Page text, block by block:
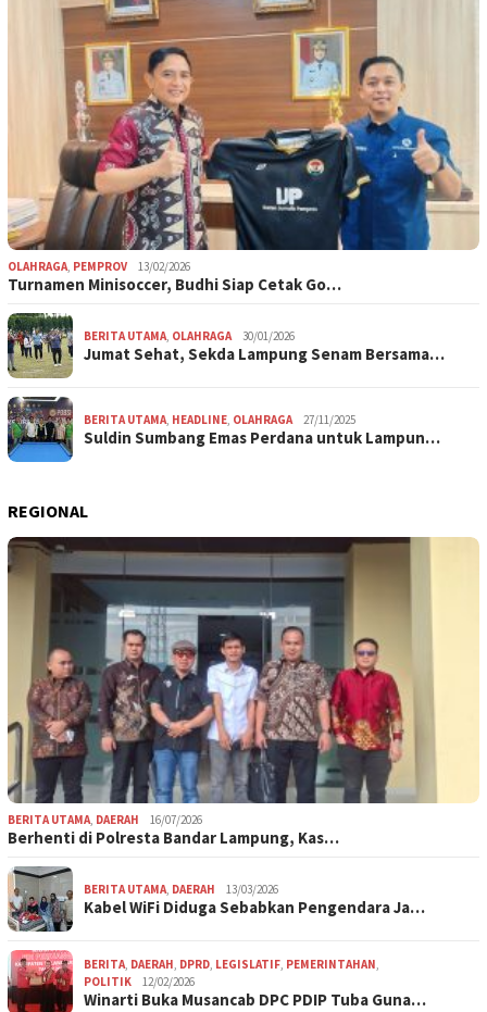
OLAHRAGA PEMPROV 13/02/2026
Turnamen Minisoccer, Budhi Siap Cetak Go…
BERITA UTAMA OLAHRAGA 30/01/2026
Jumat Sehat, Sekda Lampung Senam Bersama…
BERITA UTAMA HEADLINE OLAHRAGA 27/11/2025
Suldin Sumbang Emas Perdana untuk Lampun…
REGIONAL
BERITA UTAMA, DAERAH 16/07/2026
Berhenti di Polresta Bandar Lampung, Kas…
BERITA UTAMA, DAERAH 13/03/2026
Kabel WiFi Diduga Sebabkan Pengendara Ja…
BERITA, DAERAH, DPRD, LEGISLATIF, PEMERINTAHAN,
POLITIK
12/02/2026
Winarti Buka Musancab DPC PDIP Tuba Guna…